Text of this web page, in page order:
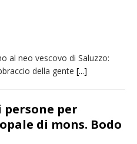
al neo vescovo di Saluzzo:
della gente [...]
per
di mons. Bodo